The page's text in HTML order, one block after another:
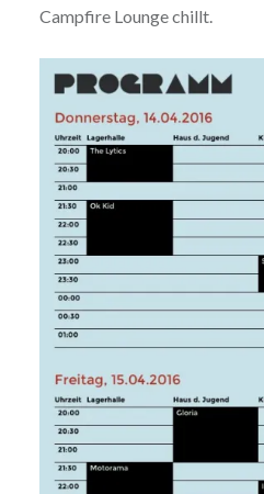
Campfire Lounge chillt.